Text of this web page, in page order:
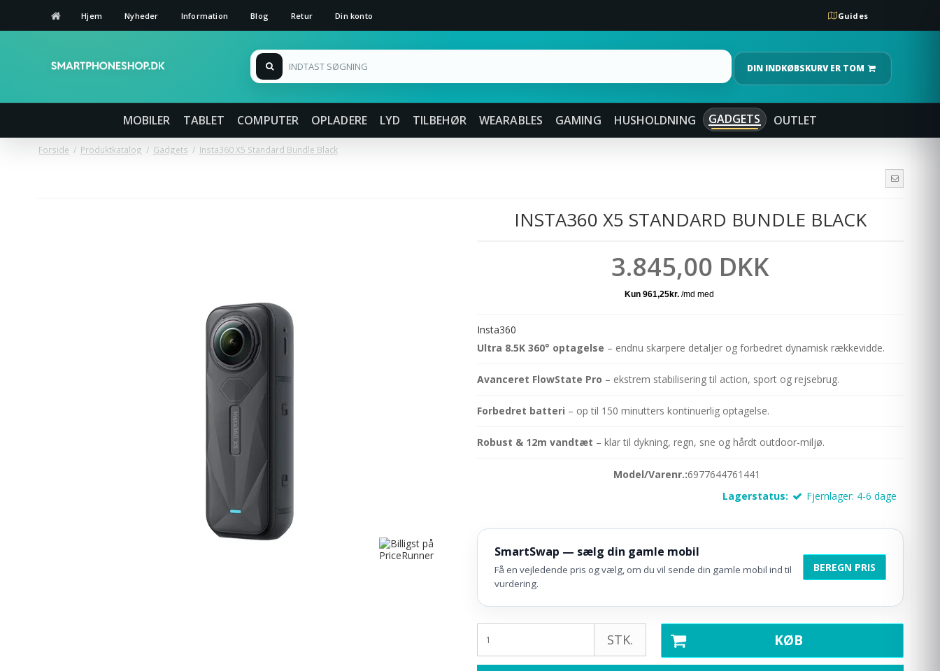
Hjem Nyheder Information Blog Retur Din konto Guides
DIN INDKØBSKURV ER TOM
MOBILER TABLET COMPUTER OPLADERE LYD TILBEHØR WEARABLES GAMING HUSHOLDNING GADGETS OUTLET
Forside / Produktkatalog / Gadgets / Insta360 X5 Standard Bundle Black
INSTA360 X5 STANDARD BUNDLE BLACK
3.845,00 DKK
Insta360
Ultra 8.5K 360° optagelse – endnu skarpere detaljer og forbedret dynamisk rækkevidde.
Avanceret FlowState Pro – ekstrem stabilisering til action, sport og rejsebrug.
Forbedret batteri – op til 150 minutters kontinuerlig optagelse.
Robust & 12m vandtæt – klar til dykning, regn, sne og hårdt outdoor-miljø.
Model/Varenr.:6977644761441
Lagerstatus:
Fjernlager: 4-6 dage
SmartSwap — sælg din gamle mobil
Få en vejledende pris og vælg, om du vil sende din gamle mobil ind til
vurdering.
BEREGN PRIS
STK. KØB